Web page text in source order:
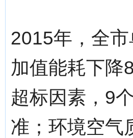
2015年，全
加值能耗下降
超标因素，9
准；环境空气